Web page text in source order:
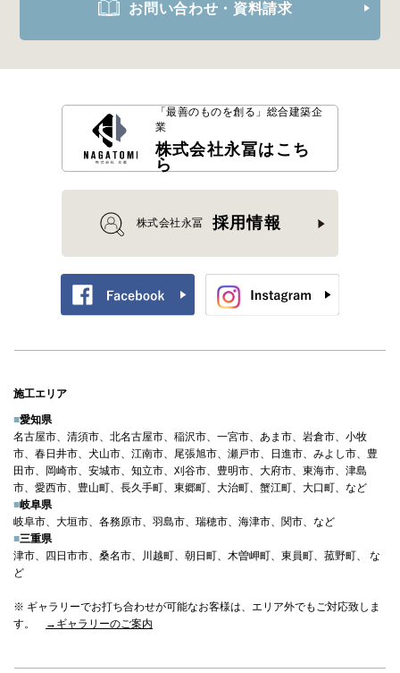
お問い合わせ・資料請求
「最善のものを創る」 総合建築企
業
株式会社永冨はこち
ら
株式会社永冨 採用情報
施工エリア
■愛知県
名古屋市、清須市、北名古屋市、稲沢市、一宮市、あま市、岩倉市、小牧
市、春日井市、犬山市、江南市、尾張旭市、瀬戸市、日進市、みよし市、豊
田市、岡崎市、安城市、知立市、刈谷市、豊明市、大府市、東海市、津島
市、愛西市、豊山町、長久手町、東郷町、大治町、蟹江町、大口町、など
■岐阜県
岐阜市、大垣市、各務原市、羽島市、瑞穂市、海津市、関市、など
■三重県
津市、四日市市、桑名市、川越町、朝日町、木曽岬町、東員町、菰野町、 な
ど
※ ギャラリーでお打ち合わせが可能なお客様は、エリア外でもご対応致しま
す。
→ギャラリーのご案内